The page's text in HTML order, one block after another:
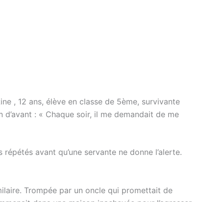
, 12 ans, élève en classe de 5ème, survivante
: « Chaque soir, il me demandait de me
avant qu’une servante ne donne l’alerte.
Trompée par un oncle qui promettait de